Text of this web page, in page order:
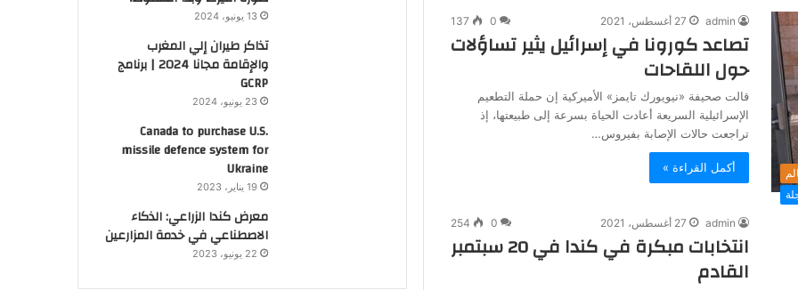
admin 27 أغسطس، 2021 0
137
تصاعد كورونا في إسرائيل يثير تساؤلات
حول اللقاحات
قالت صحيفة «نيويورك تايمز» الأميركية إن حملة التطعيم
الإسرائيلية السريعة أعادت الحياة بسرعة إلى طبيعتها، إذ
تراجعت حالات الإصابة بفيروس…
أكمل القراءة »
admin 27 أغسطس، 2021 0
254
انتخابات مبكرة في كندا في 20 سبتمبر
القادم
13 يونيو، 2024
تذاكر طيران إلي المغرب
والإقامة مجانا 2024 | برنامج
GCRP
23 يونيو، 2024
Canada to purchase U.S.
missile defence system for
Ukraine
19 يناير، 2023
معرض كندا الزراعي: الذكاء
الاصطناعي في خدمة المزارعين
22 يونيو، 2023